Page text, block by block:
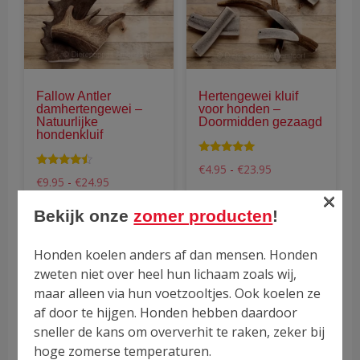
Fallow Antler
damhertengewei –
Natuurlijke
hondenkluif
g
€9.95 - €24.95
€9.95
€24.95
variaties.
Deze
optie
kan
wordenHertengewei kluif
voor honden –
Doormidden gezaagd
5.00
€4.95 - €23.95Prijsklasse:
tot
€23.95
Groot hondenbot
Als je opzoek bent naar een groot hondenbot of
een kluif voor een grote hond dat is het Elandbot
maat XXL heel erg geschikt. Dit is een erg groot
hondenbot geschikt voor grote honden of extreme
kluivers (zie ook de foto’s).
Bekijk onze zomer producten!
Honden koelen anders af dan mensen. Honden
zweten niet over heel hun lichaam zoals wij,
maar alleen via hun voetzooltjes. Ook koelen ze
af door te hijgen. Honden hebben daardoor
sneller de kans om oververhit te raken, zeker bij
hoge zomerse temperaturen.
×